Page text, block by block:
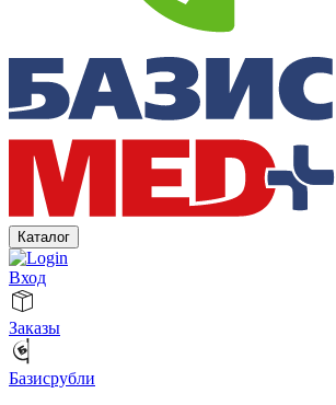
Каталог
Вход
Заказы
Базисрубли